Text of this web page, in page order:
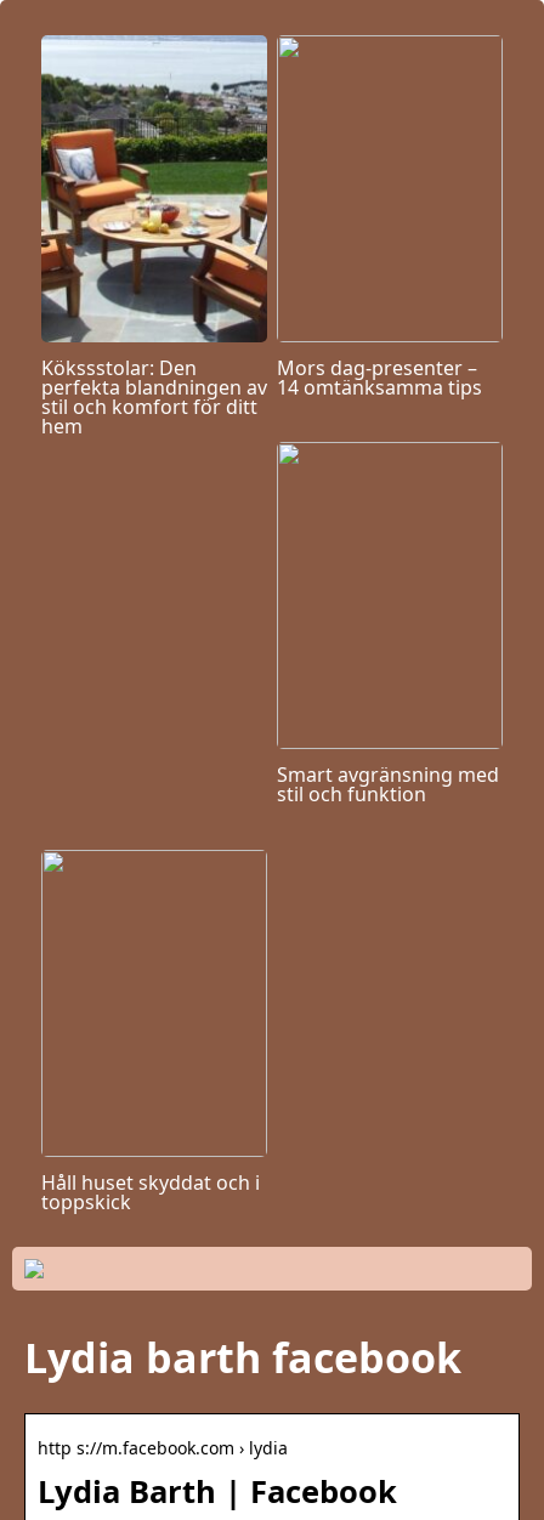
Kökssstolar: Den
perfekta blandningen av
stil och komfort för ditt
hem
Mors dag-presenter –
14 omtänksamma tips
Smart avgränsning med
stil och funktion
Håll huset skyddat och i
toppskick
Lydia barth facebook
http s://m.facebook.com › lydia
Lydia Barth | Facebook